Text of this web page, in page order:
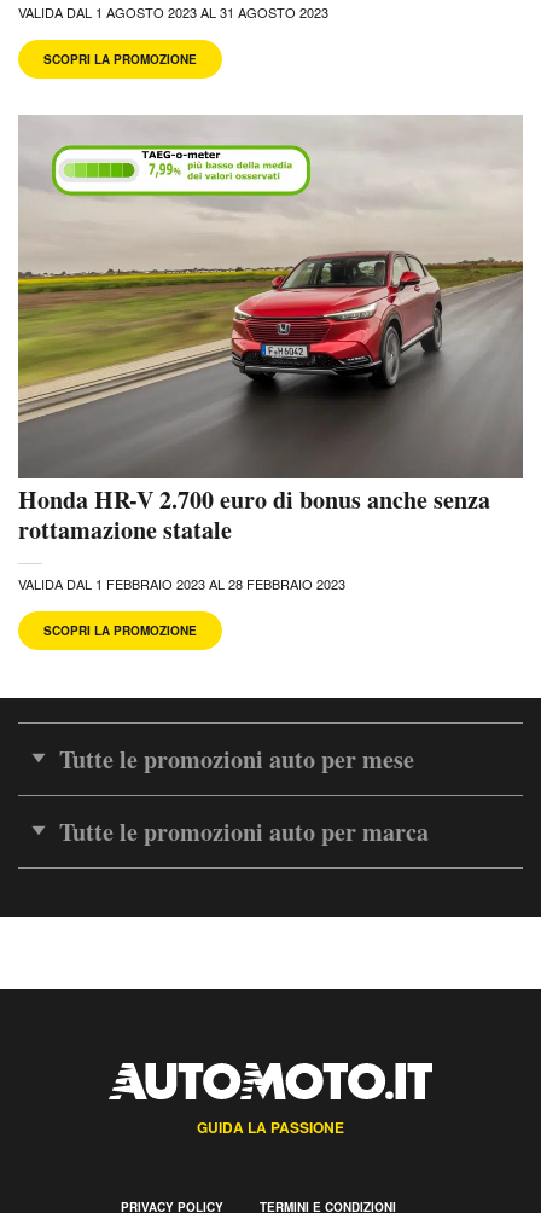
VALIDA DAL 1 AGOSTO 2023 AL 31 AGOSTO 2023
SCOPRI LA PROMOZIONE
Honda HR-V 2.700 euro di bonus anche senza
rottamazione statale
VALIDA DAL 1 FEBBRAIO 2023 AL 28 FEBBRAIO 2023
SCOPRI LA PROMOZIONE
Tutte le promozioni auto per mese
Tutte le promozioni auto per marca
GUIDA LA PASSIONE
PRIVACY POLICY TERMINI E CONDIZIONI